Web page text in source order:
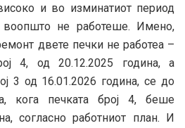
и во изминатиот период
воопшто не работеше. Имено,
двете печки не работеа –
4, од 20.12.2025 година, а
3 од 16.01.2026 година, се до
кога печката број 4, беше
согласно работниот план. И